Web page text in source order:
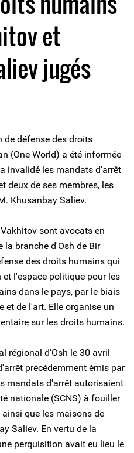
et
jugés
de défense des droits
(One World) a été informée
invalidé les mandats d'arrêt
deux de ses membres, les
Khusanbay Saliev.
sont avocats en
la branche d'Osh de Bir
des droits humains qui
l'espace politique pour les
dans le pays, par le biais
et de l'art. Elle organise un
sur les droits humains.
régional d'Osh le 30 avril
précédemment émis par
mandats d'arrêt autorisaient
nationale (SCNS) à fouiller
que les maisons de
Saliev. En vertu de la
perquisition avait eu lieu le